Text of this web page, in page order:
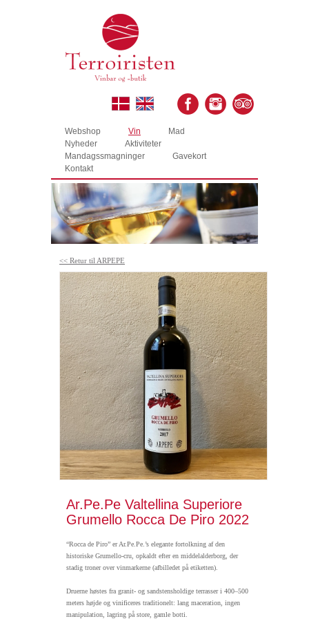
Webshop Vin
Mad
Nyheder
Aktiviteter
Mandagssmagninger
Gavekort
Kontakt
<< Retur til ARPEPE
Ar.Pe.Pe Valtellina Superiore
Grumello Rocca De Piro 2022
“Rocca de Piro” er Ar.Pe.Pe.’s elegante fortolkning af den
historiske Grumello-cru, opkaldt efter en middelalderborg, der
stadig troner over vinmarkerne (afbilledet på etiketten).
Druerne høstes fra granit- og sandstensholdige terrasser i 400–500
meters højde og vinificeres traditionelt: lang maceration, ingen
manipulation, lagring på store, gamle botti.